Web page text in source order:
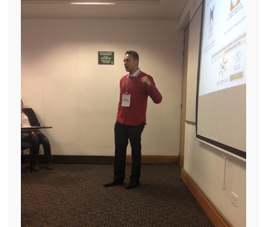
Inscripciones
Estudiantes
Egresados
Docentes
Campus virtual
Pagos
Puntos de pago